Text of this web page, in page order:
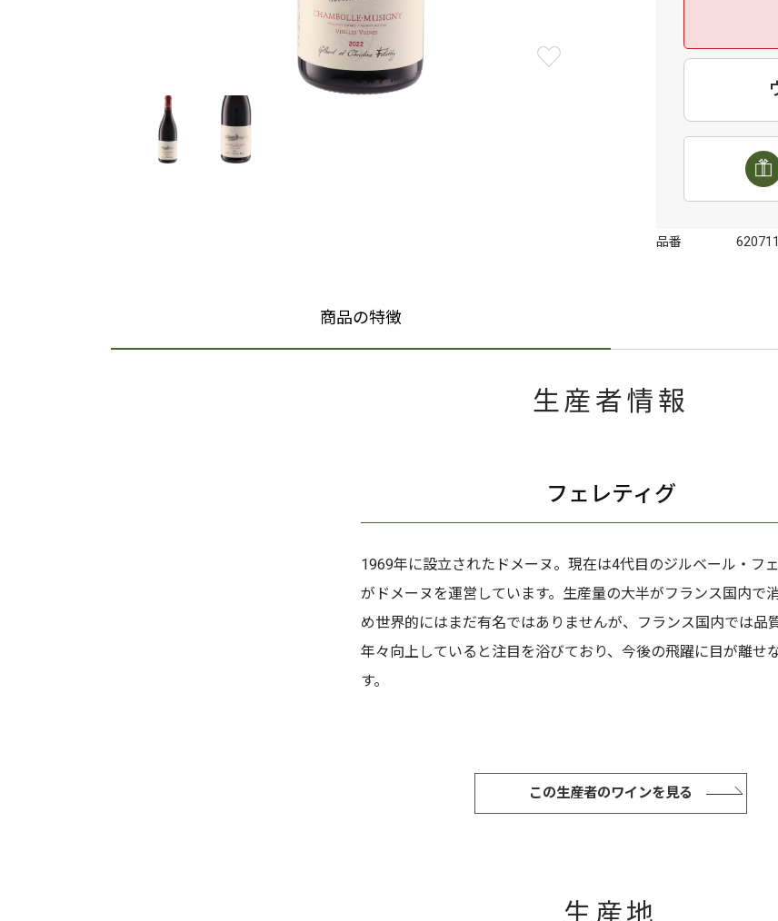
品番 620711
商品の特徴
生産者情報
フェレティグ
1969年に設立されたドメーヌ。現在は4代目のジルベール・フ
がドメーヌを運営しています。生産量の大半がフランス国内で
め世界的にはまだ有名ではありませんが、フランス国内では品
年々向上していると注目を浴びており、今後の飛躍に目が離せ
す。
この生産者のワインを見る